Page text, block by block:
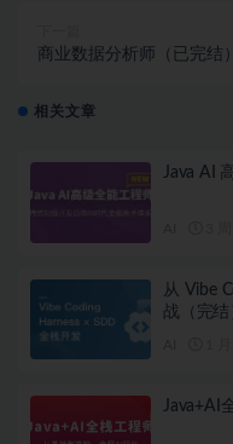
商业数据分析师（已完结）
相关文章
Java AI
从 Vibe
战（完结
Java+AI